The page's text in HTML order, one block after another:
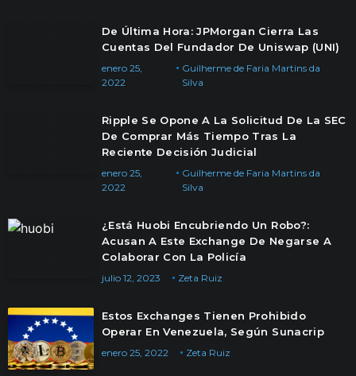
De Última Hora: JPMorgan Cierra Las
Cuentas Del Fundador De Uniswap (UNI)
Guilherme de Faria Martins da
Silva
enero 25,
2022
Ripple Se Opone A La Solicitud De La SEC
De Comprar Más Tiempo Tras La
Reciente Decisión Judicial
Guilherme de Faria Martins da
Silva
enero 25,
2022
¿Está Huobi Encubriendo Un Robo?:
Acusan A Este Exchange De Negarse A
Colaborar Con La Policía
Zeta Ruiz
julio 12, 2023
Estos Exchanges Tienen Prohibido
Operar En Venezuela, Según Sunacrip
Zeta Ruiz
enero 25, 2022